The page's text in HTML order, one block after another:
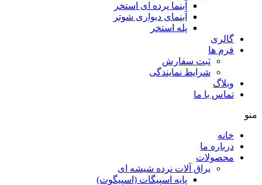
آبنما پرده ای استخر
آبنمای دیواری شوتر
پله استخر
گالری
فرم ها
ثبت سفارش
شرایط نمایندگی
وبلاگ
تماس با ما
منو
خانه
درباره ما
محصولات
یراق آلات نرده شیشه ای
پایه اسپیگات (اسپیگوت)